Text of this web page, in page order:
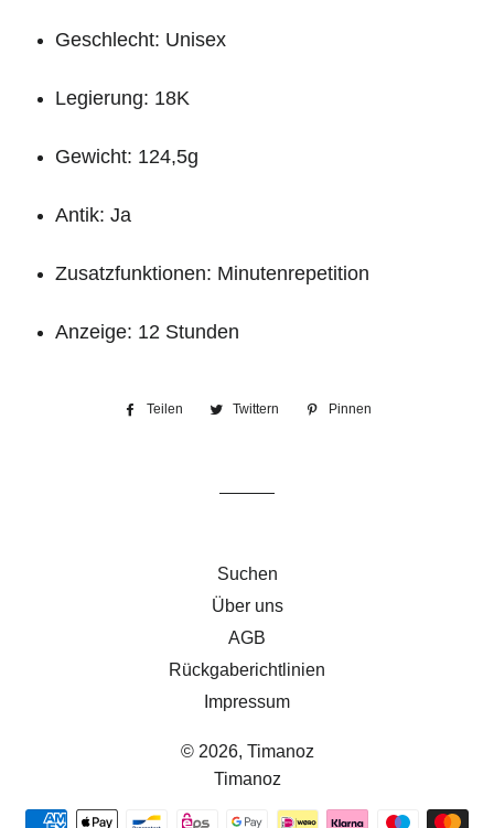
Geschlecht: Unisex
Legierung: 18K
Gewicht: 124,5g
Antik: Ja
Zusatzfunktionen: Minutenrepetition
Anzeige: 12 Stunden
Teilen
Auf
Twittern
Auf
Pinnen
Suchen
Über uns
AGB
Rückgaberichtlinien
Impressum
© 2026, Timanoz
Timanoz
Zahlungsmethoden